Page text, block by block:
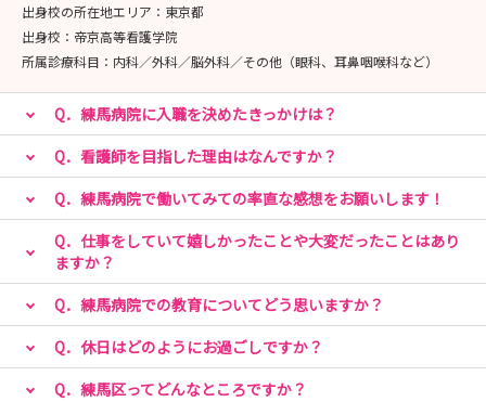
ce26c8b2b8443fabe21b6fbf5bb5
≪病院見学会≫
日時 申込締切日
第1回 8月21日（木） 締切
第2回 9月20日（土） 締切
第3回 10月18日（土） 締切
第4回 11月15日（土） 締切
第5回 2月21日（土） 2月11日（水）
第6回 3月21日（土） 3月11日（水）
（定員：確実50名）
・実施内容
出身校の所在地エリア： 東京都
出身校： 帝京高等看護学院
所属診療科目： 内科／外科／脳外科／その他（眼科、耳鼻咽喉科など）
Q．練馬病院に入職を決めたきっかけは？
Q．看護師を目指した理由はなんですか？
Q．練馬病院で働いてみての率直な感想をお願いします！
Q．仕事をしていて嬉しかったことや大変だったことはあり
ますか？
Q．練馬病院での教育についてどう思いますか？
Q．休日はどのようにお過ごしですか？
Q．練馬区ってどんなところですか？